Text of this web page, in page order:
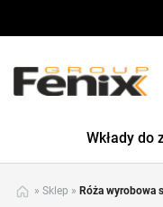
Wkłady do
» Sklep » Róża wyrobowa